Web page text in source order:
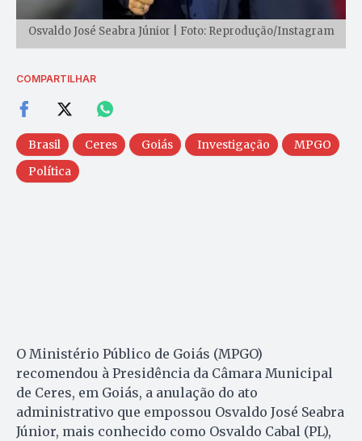
Osvaldo José Seabra Júnior | Foto: Reprodução/Instagram
COMPARTILHAR
Brasil Ceres Goiás Investigação
MPGO
Política
O Ministério Público de Goiás (MPGO)
recomendou à Presidência da Câmara Municipal
de Ceres, em Goiás, a anulação do ato
administrativo que empossou Osvaldo José Seabra
Júnior, mais conhecido como Osvaldo Cabal (PL),